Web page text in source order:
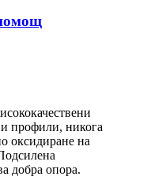
профили, никога
оксидиране на
добра опора.